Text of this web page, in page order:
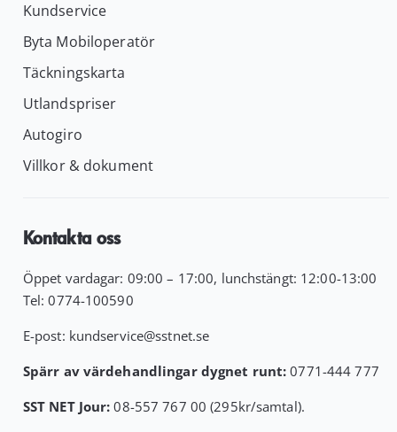
Kundservice
Byta Mobiloperatör
Täckningskarta
Utlandspriser
Autogiro
Villkor & dokument
Kontakta oss
Öppet vardagar: 09:00 – 17:00, lunchstängt: 12:00-13:00
Tel:0774-100590
E-post: kundservice@sstnet.se
Spärr av värdehandlingar dygnet runt: 0771-444 777
SST NET Jour:08-557 767 00 (295kr/samtal).